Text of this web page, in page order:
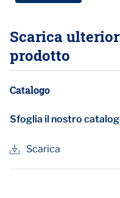
Scarica
prodotto
Catalogo
Sfoglia il nostro
Scarica